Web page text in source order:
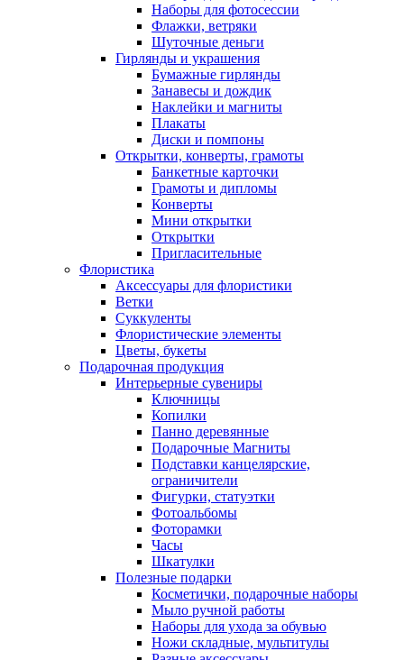
Наборы для фотосессии
Флажки, ветряки
Шуточные деньги
Гирлянды и украшения
Бумажные гирлянды
Занавесы и дождик
Наклейки и магниты
Плакаты
Диски и помпоны
Открытки, конверты, грамоты
Банкетные карточки
Грамоты и дипломы
Конверты
Мини открытки
Открытки
Пригласительные
Флористика
Аксессуары для флористики
Ветки
Суккуленты
Флористические элементы
Цветы, букеты
Подарочная продукция
Интерьерные сувениры
Ключницы
Копилки
Панно деревянные
Подарочные Магниты
Подставки канцелярские,
ограничители
Фигурки, статуэтки
Фотоальбомы
Фоторамки
Часы
Шкатулки
Полезные подарки
Косметички, подарочные наборы
Мыло ручной работы
Наборы для ухода за обувью
Ножи складные, мультитулы